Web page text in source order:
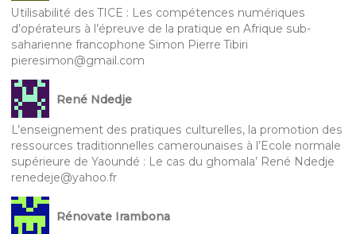
Utilisabilité des TICE : Les compétences numériques
d’opérateurs à l’épreuve de la pratique en Afrique sub-
saharienne francophone Simon Pierre Tibiri
pieresimon@gmail.com
René Ndedje
L’enseignement des pratiques culturelles, la promotion des
ressources traditionnelles camerounaises à l’Ecole normale
supérieure de Yaoundé : Le cas du ghomala’ René Ndedje
renedeje@yahoo.fr
Rénovate Irambona